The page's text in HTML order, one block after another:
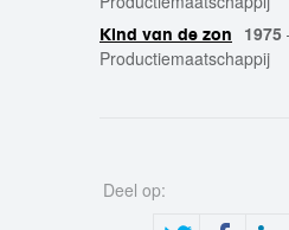
Kind van de zon 1975
Productiemaatschappij
Deel op: